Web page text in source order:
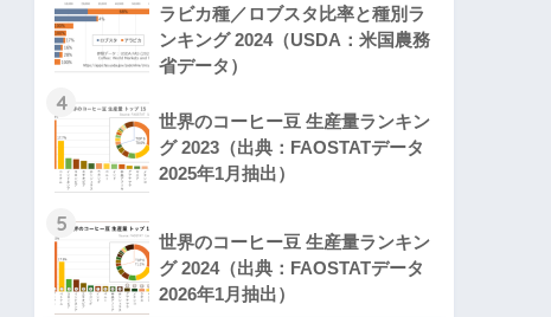
ラビカ種／ロブスタ比率と種別ラ
ンキング 2024（USDA：米国農務
省データ）
4
世界のコーヒー豆 生産量ランキン
グ 2023（出典：FAOSTATデータ
2025年1月抽出）
5
世界のコーヒー豆 生産量ランキン
グ 2024（出典：FAOSTATデータ
2026年1月抽出）